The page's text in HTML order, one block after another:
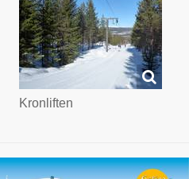
Kronliften